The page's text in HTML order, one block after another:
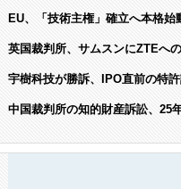
EU、「技術主権」確立へ本格
英国裁判所、サムスンにZTEへ
宇樹科技が勝訴、IPO直前の特
中国裁判所の知的財産訴訟、